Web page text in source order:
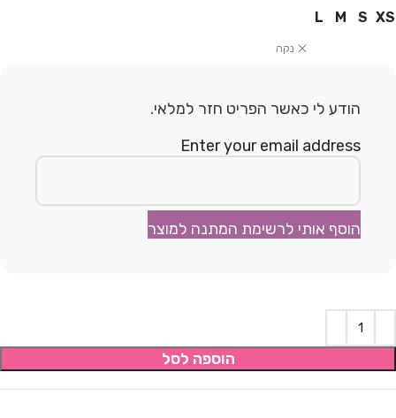
XS
S
M
L
נקה
הודע לי כאשר הפריט חזר למלאי.
Enter your email address
הוסף אותי לרשימת המתנה למוצר
הוספה לסל